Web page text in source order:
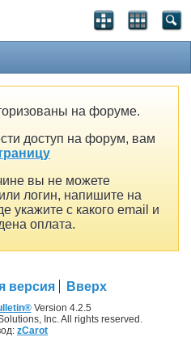
на форуме.
доступ на форум, вам
вы не можете
логин, напишите на
укажите с какого email и
оплата.
версия Вверх
Version 4.2.5
Inc. All rights reserved.
zCarot